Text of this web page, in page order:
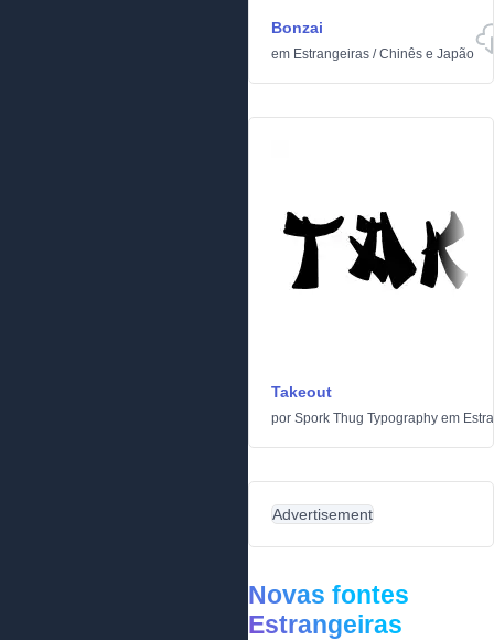
Bonzai
em Estrangeiras /Chinês e Japão
Takeout
por Spork Thug Typography em
Advertisement
Novas fontes
Estrangeiras